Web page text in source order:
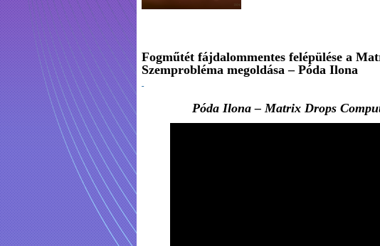
Fogműtét fájdalommentes felépülése a
Szemprobléma megoldása – Póda Ilona
Póda Ilona – Matrix Drops